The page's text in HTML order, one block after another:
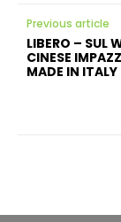
Previous article
LIBERO – SUL
CINESE
MADE IN ITALY